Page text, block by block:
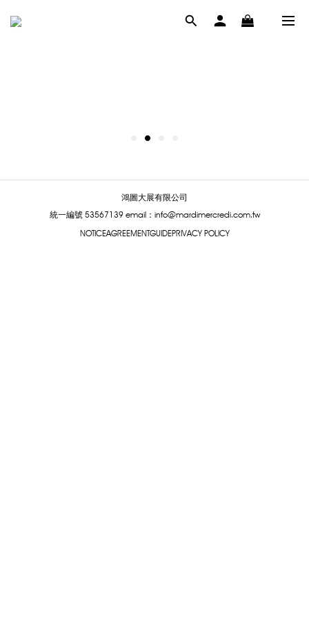
鴻圖大展有限公司
統一編號 53567139 email：info@mardimercredi.com.tw
NOTICEAGREEMENTGUIDEPRIVACY POLICY